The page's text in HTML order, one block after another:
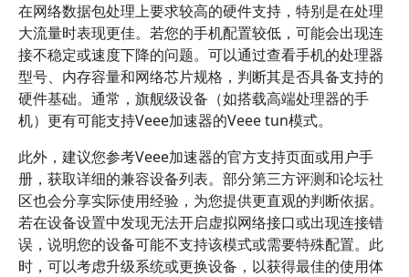
在网络数据包处理上要求较高的硬件支持，特别是在处理
大流量时表现更佳。若您的手机配置较低，可能会出现连
接不稳定或速度下降的问题。可以通过查看手机的处理器
型号、内存容量和网络芯片规格，判断其是否具备支持的
硬件基础。通常，旗舰级设备（如搭载高端处理器的手
机）更有可能支持Veee加速器的Veee tun模式。
此外，建议您参考Veee加速器的官方支持页面或用户手
册，获取详细的兼容设备列表。部分第三方评测和论坛社
区也会分享实际使用经验，为您提供更直观的判断依据。
若在设备设置中发现无法开启虚拟网络接口或出现连接错
误，说明您的设备可能不支持该模式或需要特殊配置。此
时，可以考虑升级系统或更换设备，以获得最佳的使用体